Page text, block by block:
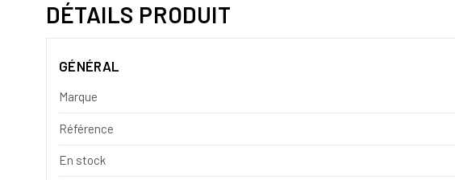
DÉTAILS PRODUIT
GÉNÉRAL
Marque
Référence
En stock